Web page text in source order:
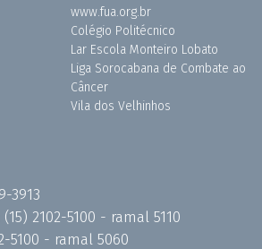
www.fua.org.br
Colégio Politécnico
Lar Escola Monteiro Lobato
Liga Sorocabana de Combate ao
Câncer
Vila dos Velhinhos
3913
(15) 2102-5100 - ramal 5110
5100 - ramal 5060